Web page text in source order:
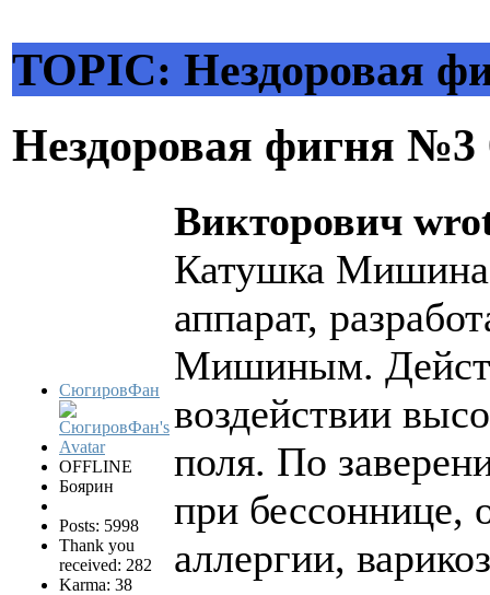
TOPIC: Нездоровая
Нездоровая фигня №3
СюгировФан
OFFLINE
Боярин
Posts: 5998
Thank you
received: 282
Karma: 38
Викторович
Катушка Мишина
аппарат,
Мишиным.
воздействии
поля. По
при бессоннице,
аллергии,